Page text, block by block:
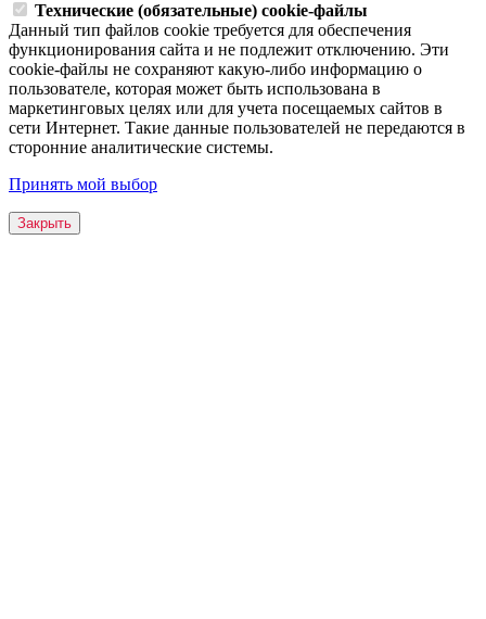
Технические (обязательные) cookie-файлы
Данный тип файлов cookie требуется для обеспечения
функционирования сайта и не подлежит отключению. Эти
сookie-файлы не сохраняют какую-либо информацию о
пользователе, которая может быть использована в
маркетинговых целях или для учета посещаемых сайтов в
сети Интернет. Такие данные пользователей не передаются в
сторонние аналитические системы.
Принять мой выбор
Закрыть